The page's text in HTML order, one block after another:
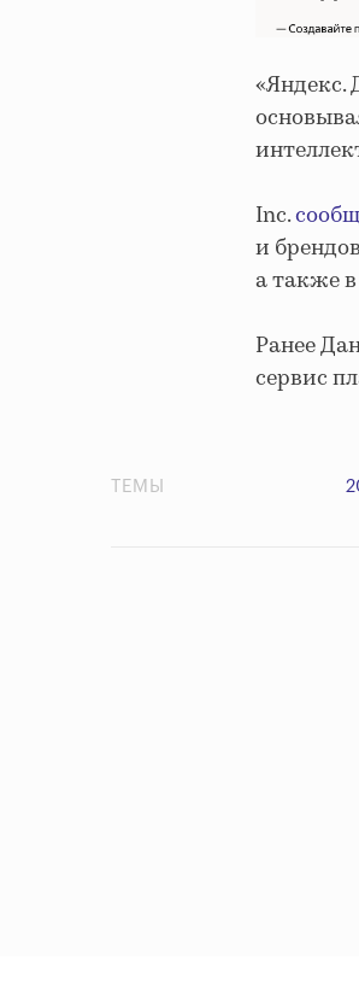
«Яндекс.
Inc.
и
а также
Ранее
сервис
ТЕМЫ